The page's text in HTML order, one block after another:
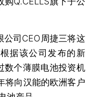
司CEO周捷三将这
据该公司发布的新
数个薄膜电池投资机
将向汉能的欧洲客户